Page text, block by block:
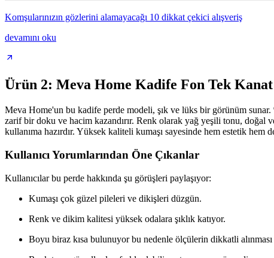
Komşularınızın gözlerini alamayacağı 10 dikkat çekici alışveriş
devamını oku
Ürün 2: Meva Home Kadife Fon Tek
Meva Home'un bu kadife perde modeli, şık ve lüks bir görünüm sunar.
zarif bir doku ve hacim kazandırır. Renk olarak yağ yeşili tonu, doğal
kullanıma hazırdır. Yüksek kaliteli kumaşı sayesinde hem estetik hem
Kullanıcı Yorumlarından Öne Çıkanlar
Kullanıcılar bu perde hakkında şu görüşleri paylaşıyor:
Kumaşı çok güzel pileleri ve dikişleri düzgün.
Renk ve dikim kalitesi yüksek odalara şıklık katıyor.
Boyu biraz kısa bulunuyor bu nedenle ölçülerin dikkatli